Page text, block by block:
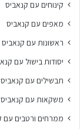
קינוחים עם קנאביס
מאפים עם קנאביס
ראשונות עם קנאביס
יסודות בישול עם
תבשילים עם קנאביס
משקאות עם קנאביס
ממרחים ורטבים עם